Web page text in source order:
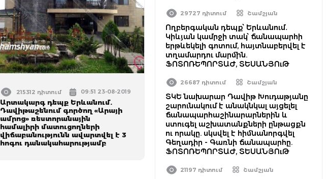
215312 դիտում 09:51 23-08-2019
Արտակարգ դեպք Երևանում.
Դավիթաշենում գործող «Արայի
ամրոց» ռեստորանային
համալիրի մատուցողների
վիճաբանությունն ավարտվել է 3
հոգու դանակահարությամբ
29727 դիտում Շամշյան
Ողբերգական դեպք՝ Երևանում․
Կիևյան կամրջի տակ՝ ճանապարհի
երթևեկելի գոտում, հայտնաբերվել է
տղամարդու մարմին.
ՖՈՏՈՌԵՊՈՐՏԱԺ, ՏԵՍԱՆՅՈւԹ
26687 դիտում Շամշյան
ՏԿԵ նախարար Դավիթ Խուդաթյանը
շարունակում է անակնկալ այցելել
ճանապարհաշինարարներին և
ստուգել աշխատանքների ընթացքն
ու որակը. սկսվել է հիմնանորգվել
Գեղադիր - Գառնի ճանապարհը.
ՖՈՏՈՌԵՊՈՐՏԱԺ, ՏԵՍԱՆՅՈւԹ
21197 դիտում Շամշյան